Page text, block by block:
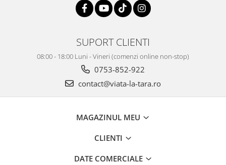
SUPORT CLIENTI
08:00 - 18:00 Luni - Vineri (comenzi online non-stop)
0753-852-922
contact@viata-la-tara.ro
MAGAZINUL MEU
CLIENTI
DATE COMERCIALE